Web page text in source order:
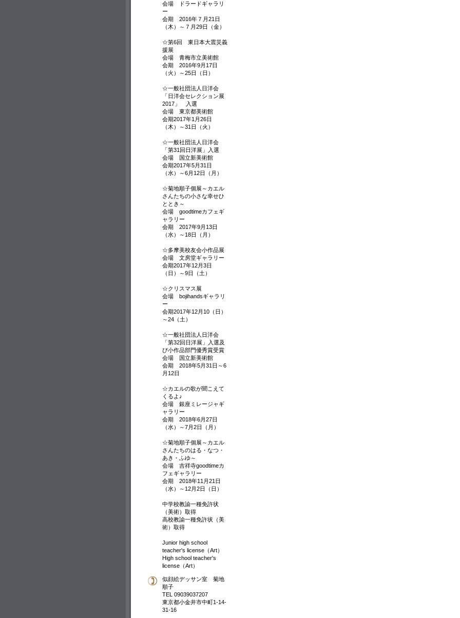
会場 ドラードギャラリ
ー
会期 2016年７月21日
（木）～７月29日（金）
☆第6回 東日本大震災義
援展
会場 青梅市立美術館
会期 2016年9月17日
（火）～25日（日）
☆一般社団法人日洋会
「日洋会セレクション展
2017」 入選
会場 東京都美術館
会期2017年1月26日
（木）～31日（火）
☆一般社団法人日洋会
「第31回日洋展」入選
会場 国立新美術館
会期2017年5月31日
（水）～6月12日（月）
☆菊地順子個展～カエル
さんたちの小さな幸せひ
ととき～
会場 goodtimeカフェギ
ャラリー
会期 2017年9月13日
（水）～18日（月）
☆多摩美校友会小作品展
会場 文房堂ギャラリー
会期2017年12月3日
（日）～9日（土）
☆クリスマス展
会場 bojihandsギャラリ
ー
会期2017年12月10（日）
～24（土）
☆一般社団法人日洋会
「第32回日洋展」入選及
び小作品部門優秀賞受賞
会場 国立新美術館
会期 2018年5月31日～6
月12日
☆カエルの歌が聞こえて
くるよ♪
会場 銀座ミレージャギ
ャラリー
会期 2018年6月27日
（水）～7月2日（月）
☆菊地順子個展～カエル
さんたちのはる・なつ・
あき・ふゆ～
会場 吉祥寺goodtimeカ
フェギャラリー
会期 2018年11月21日
（水）～12月2日（日）
中学校教諭一種免許状
（美術）取得
高校教諭一種免許状（美
術）取得
Junior high school
teacher's license（Art）
High school teacher's
license（Art）
似顔絵デッサン室 菊地
順子
TEL 09039037207
東京都小金井市中町1-14-
31-16